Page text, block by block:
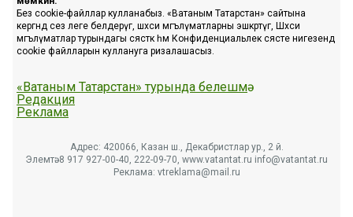
Без cookie-файллар кулланабыз. «Ватаным Татарстан» сайтына
кергәндә сез әлеге белдерүгә, шәхси мәгълүматларны эшкәртүгә, Шәхси
мәгълүматлар турындагы сәясәткә һәм Конфиденциальлек сәясәте нигезендә
cookie файлларын куллануга ризалашасыз.
«Ватаным Татарстан» турында белешмә
Редакция
Реклама
Адрес: 420066, Казан ш., Декабристлар ур., 2 й.
Элемтә: 8 917 927-00-40, 222-09-70, www.vatantat.ru info@vatantat.ru
Реклама: vtreklama@mail.ru